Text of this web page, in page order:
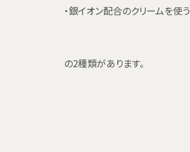
・銀イオン配合のクリームを使う
の2種類があります。